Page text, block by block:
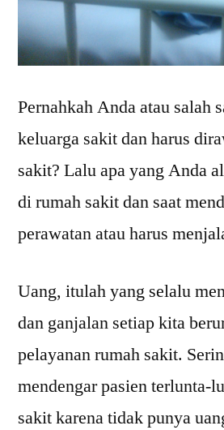
Pernahkah Anda atau salah
keluarga sakit dan harus
sakit? Lalu apa yang Anda
di rumah sakit dan saat
perawatan atau harus
Uang, itulah yang selalu
dan ganjalan setiap kita
pelayanan rumah sakit.
mendengar pasien terlunta-
sakit karena tidak punya